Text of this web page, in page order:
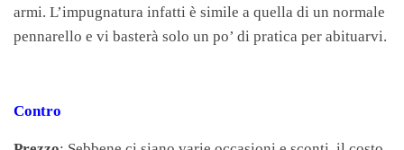
armi. L’impugnatura infatti è simile a quella di un normale
pennarello e vi basterà solo un po’ di pratica per abituarvi.
Contro